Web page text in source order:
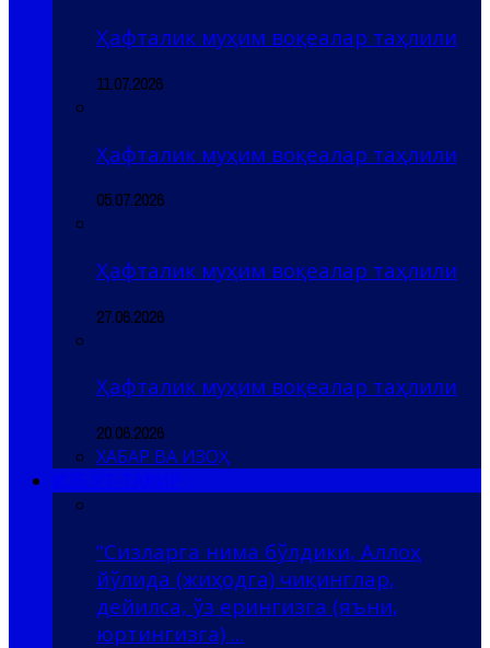
Ҳафталик муҳим воқеалар таҳлили
11.07.2026
Ҳафталик муҳим воқеалар таҳлили
05.07.2026
Ҳафталик муҳим воқеалар таҳлили
27.06.2026
Ҳафталик муҳим воқеалар таҳлили
20.06.2026
ХАБАР ВА ИЗОҲ
“Сизларга нима бўлдики, Аллоҳ
йўлида (жиҳодга) чиқинглар,
дейилса, ўз ерингизга (яъни,
юртингизга) ...